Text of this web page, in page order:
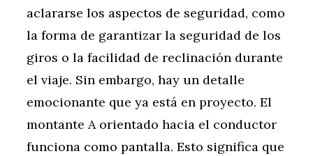
aclararse los aspectos de seguridad, como
la forma de garantizar la seguridad de los
giros o la facilidad de reclinación durante
el viaje. Sin embargo, hay un detalle
emocionante que ya está en proyecto. El
montante A orientado hacia el conductor
funciona como pantalla. Esto significa que